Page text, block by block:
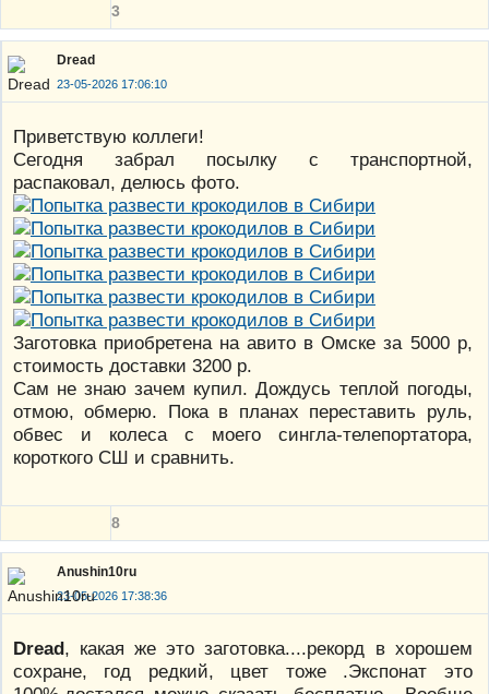
3
Dread
23-05-2026 17:06:10
Приветствую коллеги!
Сегодня забрал посылку с транспортной,
распаковал, делюсь фото.
Заготовка приобретена на авито в Омске за 5000 р,
стоимость доставки 3200 р.
Сам не знаю зачем купил. Дождусь теплой погоды,
отмою, обмерю. Пока в планах переставить руль,
обвес и колеса с моего сингла-телепортатора,
короткого СШ и сравнить.
8
Anushin10ru
23-05-2026 17:38:36
Dread, какая же это заготовка....рекорд в хорошем
сохране, год редкий, цвет тоже .Экспонат это